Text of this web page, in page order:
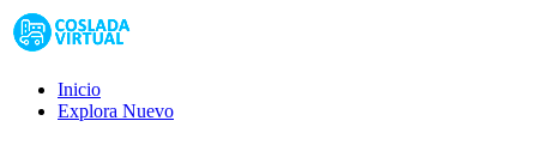
Inicio
Explora Nuevo